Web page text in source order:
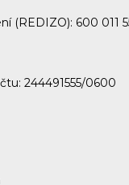
(REDIZO): 600 011
244491555/0600